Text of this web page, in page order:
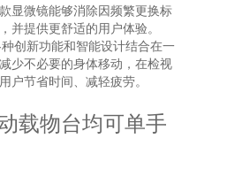
显微镜能够消除因频繁更换标
并提供更舒适的用户体验。
创新功能和智能设计结合在一
少不必要的身体移动，在检视
户节省时间、减轻疲劳。
载物台均可单手